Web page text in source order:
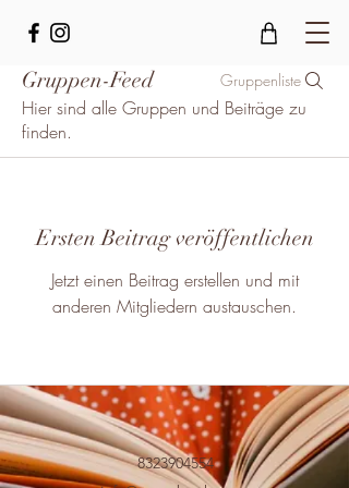
Gruppen-Feed Gruppenliste
Hier sind alle Gruppen und Beiträge zu
finden.
Ersten Beitrag veröffentlichen
Jetzt einen Beitrag erstellen und mit
anderen Mitgliedern austauschen.
8323904554